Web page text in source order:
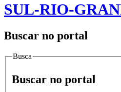
SUL-RIO-
Buscar no portal
Busca
Buscar no portal